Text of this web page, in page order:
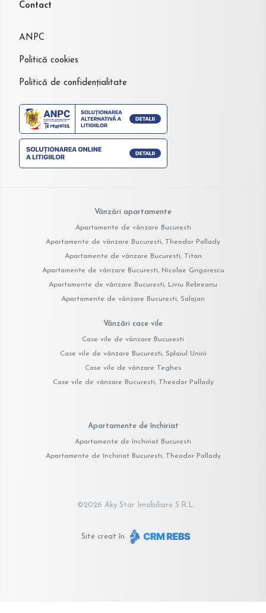
Contact
ANPC
Politică cookies
Politică de confidențialitate
Vânzări apartamente
Apartamente de vânzare Bucuresti
Apartamente de vânzare Bucuresti, Theodor Pallady
Apartamente de vânzare Bucuresti, Titan
Apartamente de vânzare Bucuresti, Nicolae Grigorescu
Apartamente de vânzare Bucuresti, Liviu Rebreanu
Apartamente de vânzare Bucuresti, Salajan
Vânzări case vile
Case vile de vânzare Bucuresti
Case vile de vânzare Bucuresti, Splaiul Unirii
Case vile de vânzare Teghes
Case vile de vânzare Bucuresti, Theodor Pallady
Apartamente de închiriat
Apartamente de închiriat Bucuresti
Apartamente de închiriat Bucuresti, Theodor Pallady
©2026 Aky Star Imobiliare S.R.L.
Site creat în